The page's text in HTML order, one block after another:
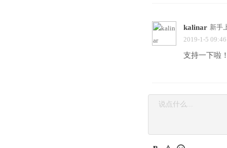
kalinar 新手
2019-1-5
支持一下啦